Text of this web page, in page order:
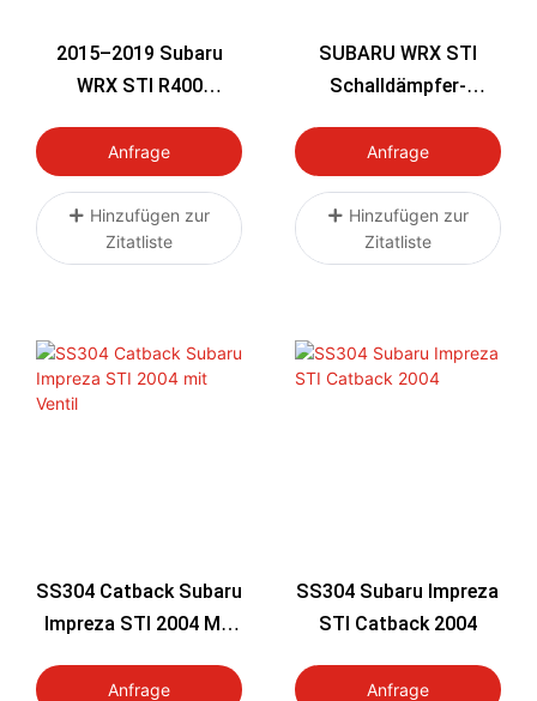
2015–2019 Subaru
WRX STI R400
Auspuffanlage (ab
Katalysator)
Anfrage
Hinzufügen zur
Zitatliste
SUBARU WRX STI
Schalldämpfer-
Ab Hinterachse,
Verbrannte
Auspuffblenden 15-21
Anfrage
Hinzufügen zur
Zitatliste
SS304 Catback Subaru
Impreza STI 2004 Mit
Anfrage
SS304 Subaru Impreza
STI Catback 2004
Anfrage